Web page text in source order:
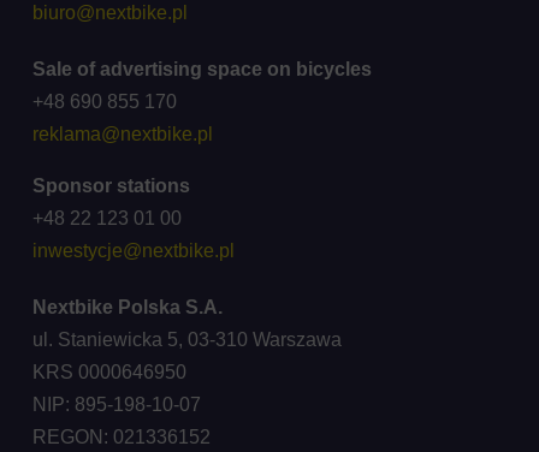
biuro@nextbike.pl
Sale of advertising space on bicycles
+48 690 855 170
reklama@nextbike.pl
Sponsor stations
+48 22 123 01 00
inwestycje@nextbike.pl
Nextbike Polska S.A.
ul. Staniewicka 5, 03-310 Warszawa
KRS 0000646950
NIP: 895-198-10-07
REGON: 021336152